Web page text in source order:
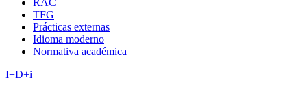
RAC
TFG
Prácticas externas
Idioma moderno
Normativa académica
I+D+i